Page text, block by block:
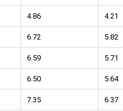
4.86 4.21
6.72 5.82
6.59 5.71
6.50 5.64
7.35 6.37